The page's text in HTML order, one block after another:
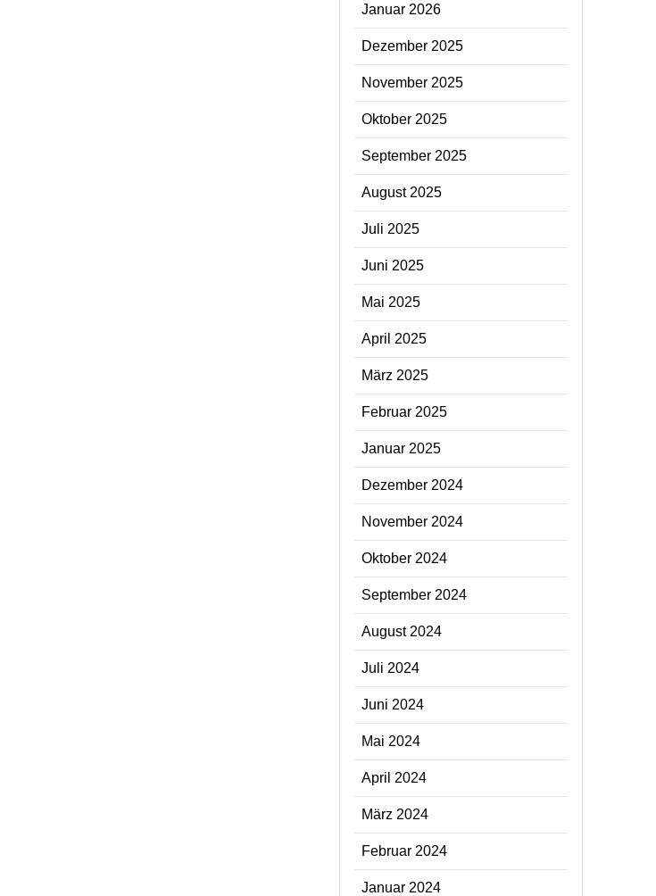
Januar 2026
Dezember 2025
November 2025
Oktober 2025
September 2025
August 2025
Juli 2025
Juni 2025
Mai 2025
April 2025
März 2025
Februar 2025
Januar 2025
Dezember 2024
November 2024
Oktober 2024
September 2024
August 2024
Juli 2024
Juni 2024
Mai 2024
April 2024
März 2024
Februar 2024
Januar 2024